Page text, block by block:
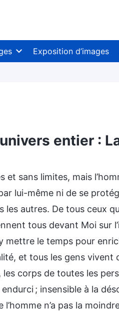
Exposition d’images
entier :
sans limites, mais
lui-même ni de se
autres. De tous ceux
tous devant Moi sur
mettre le temps pour
et tous les gens
corps de toutes les
endurci ; insensible à la
n’a pas la